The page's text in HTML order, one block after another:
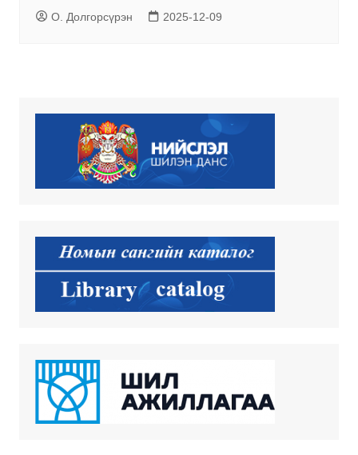
О. Долгорсүрэн 2025-12-09